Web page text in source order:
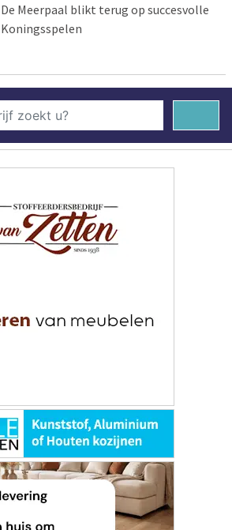
De Meerpaal blikt terug op succesvolle
Koningsspelen